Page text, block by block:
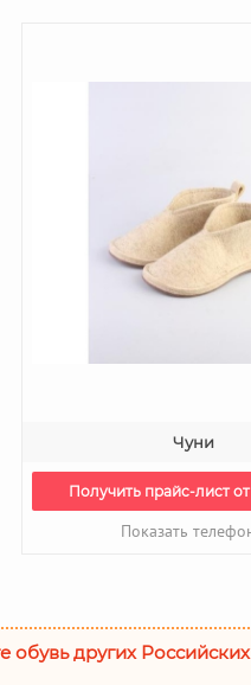
Чуни
Получить прайс-лист
Показать
обувь других